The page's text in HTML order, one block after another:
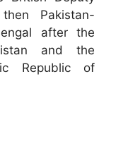
Pakistan-
after the
and the
Republic of